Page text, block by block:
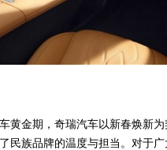
黄金期，奇瑞汽车以新春焕新
民族品牌的温度与担当。对于